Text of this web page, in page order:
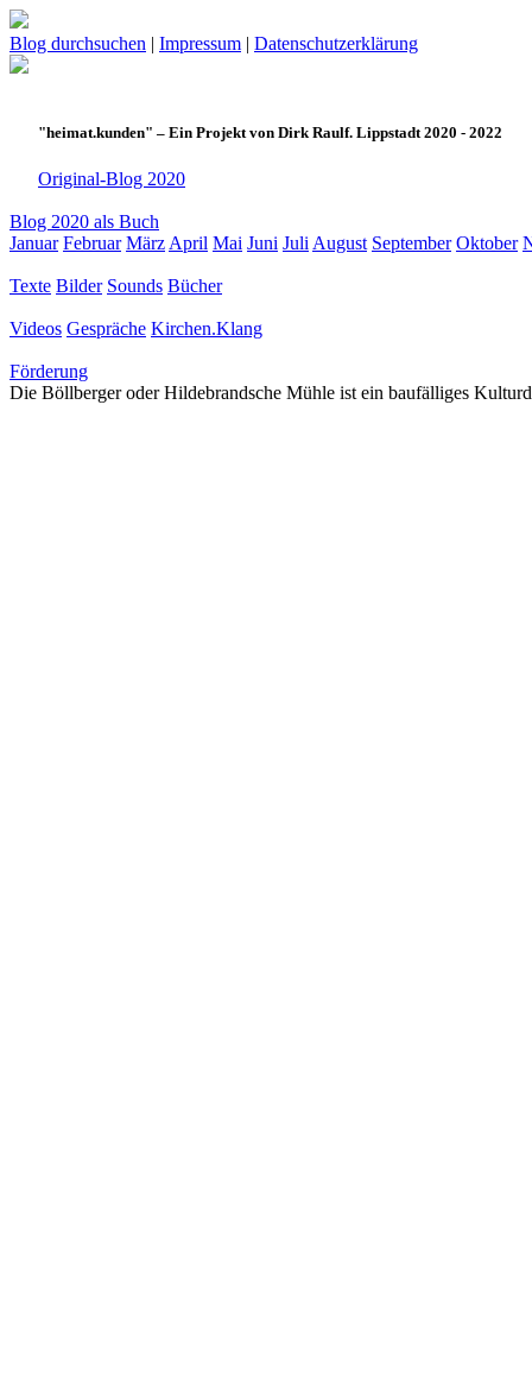
Blog durchsuchen | Impressum | Datenschutzerklärung
"heimat.kunden" – Ein Projekt von Dirk Raulf. Lippstadt 2020 - 2022
Original-Blog 2020
Blog 2020 als Buch
Januar Februar März April Mai Juni Juli August September Oktober
Texte Bilder Sounds Bücher
Videos Gespräche Kirchen.Klang
Förderung
Die Böllberger oder Hildebrandsche Mühle ist ein baufälliges